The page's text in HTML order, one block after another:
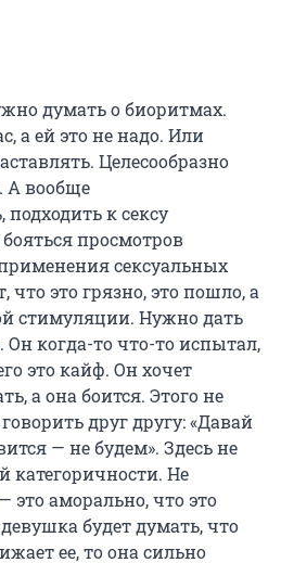
думать о биоритмах.
а ей это не надо. Или
Целесообразно
А вообще
к сексу
просмотров
сексуальных
что это грязно, это пошло, а
стимуляции. Нужно дать
Он когда-то что-то испытал,
это кайф. Он хочет
а она боится. Этого не
друг другу: «Давай
— не будем». Здесь не
категоричности. Не
это аморально, что это
будет думать, что
ее, то она сильно